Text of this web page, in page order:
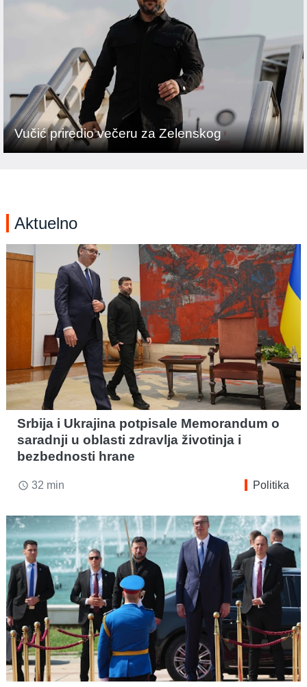
Vučić priredio večeru za Zelenskog
Aktuelno
Srbija i Ukrajina potpisale Memorandum o
saradnji u oblasti zdravlja životinja i
bezbednosti hrane
access_time 32 min Politika